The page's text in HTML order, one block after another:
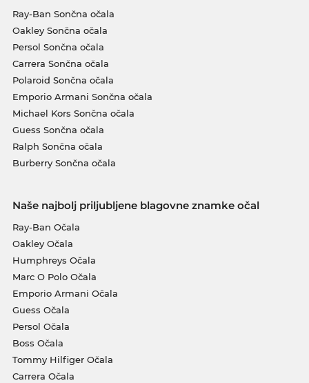
Ray-Ban Sončna očala
Oakley Sončna očala
Persol Sončna očala
Carrera Sončna očala
Polaroid Sončna očala
Emporio Armani Sončna očala
Michael Kors Sončna očala
Guess Sončna očala
Ralph Sončna očala
Burberry Sončna očala
Naše najbolj priljubljene blagovne znamke očal
Ray-Ban Očala
Oakley Očala
Humphreys Očala
Marc O Polo Očala
Emporio Armani Očala
Guess Očala
Persol Očala
Boss Očala
Tommy Hilfiger Očala
Carrera Očala